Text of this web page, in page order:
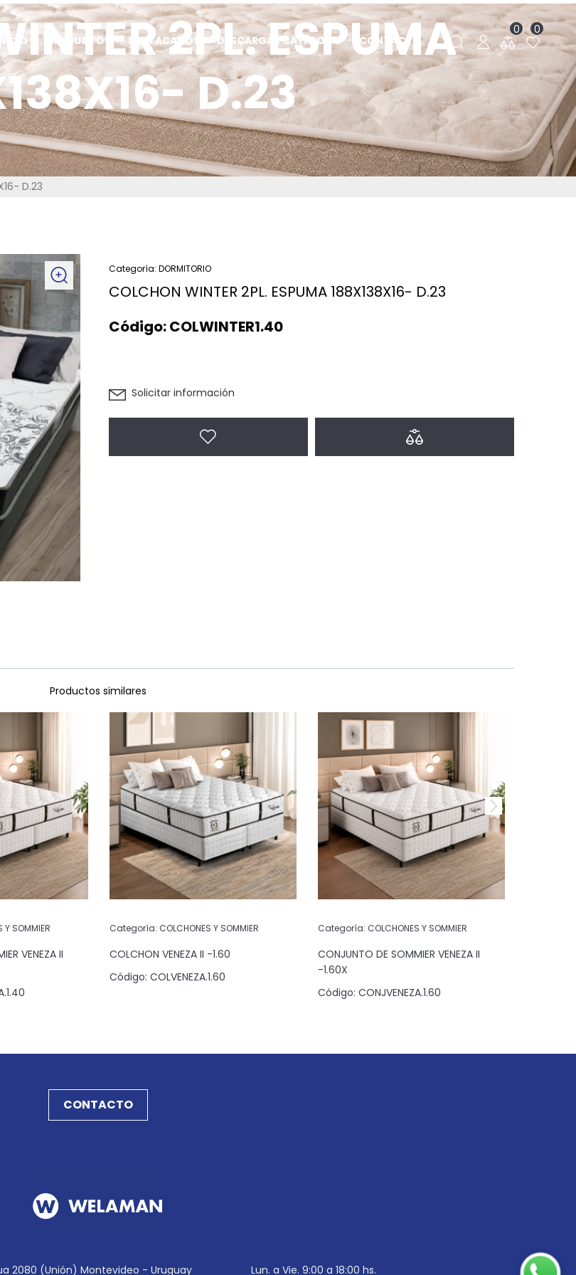
PRODUCTOS DESTACADOS DESCARGAR CATÁLOGO CONTACTO
0 0
2PL. ESPUMA
D.23
D.23
Categoría: DORMITORIO
COLCHON WINTER 2PL. ESPUMA 188X138X16- D.23
Código:COLWINTER1.40
Solicitar información
Productos similares
Y SOMMIER
VENEZA II
Categoría: COLCHONES Y SOMMIER
COLCHON VENEZA II -1.60
Código: COLVENEZA.1.60
Categoría: COLCHONES Y SOMMIER
CONJUNTO DE SOMMIER VENEZA II
-1.60X
Código: CONJVENEZA.1.60
CONTACTO
2080 (Unión) Montevideo - Uruguay Lun. a Vie. 9:00 a 18:00 hs.